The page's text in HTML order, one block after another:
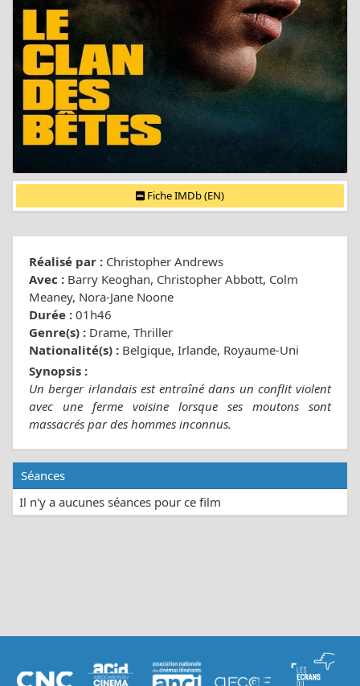
Fiche IMDb (EN)
Réalisé par : Christopher Andrews
Avec : Barry Keoghan, Christopher Abbott, Colm
Meaney, Nora-Jane Noone
Durée : 01h46
Genre(s) : Drame, Thriller
Nationalité(s) : Belgique, Irlande, Royaume-Uni
Synopsis :
Un berger irlandais est entraîné dans un conflit violent
avec une ferme voisine lorsque ses moutons sont
massacrés par des hommes inconnus.
Séances
Il n'y a aucunes séances pour ce film